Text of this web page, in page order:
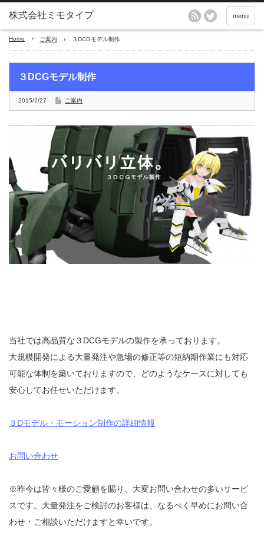
menu
Home ご案内 ３DCGモデル制作
３DCGモデル制作
2015/2/27 ご案内
当社では高品質な３DCGモデルの製作を承っております。
大規模開発による大量発注や急場の修正等の短納期作業にも対応
可能な体制を築いておりますので、どのようなケースに対しても
安心してお任せいただけます。
３Dモデル・モーション制作の詳細情報
お問い合わせ
※昨今は皆々様のご愛顧を賜り、大変お問い合わせの多いサービ
スです。大量発注をご検討のお客様は、なるべく早めにお問い合
わせ・ご相談いただけますと幸いです。